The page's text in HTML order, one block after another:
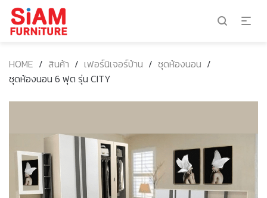
HOME / สินค้า / เฟอร์นิเจอร์บ้าน / ชุดห้องนอน /
ชุดห้องนอน 6 ฟุต รุ่น CITY